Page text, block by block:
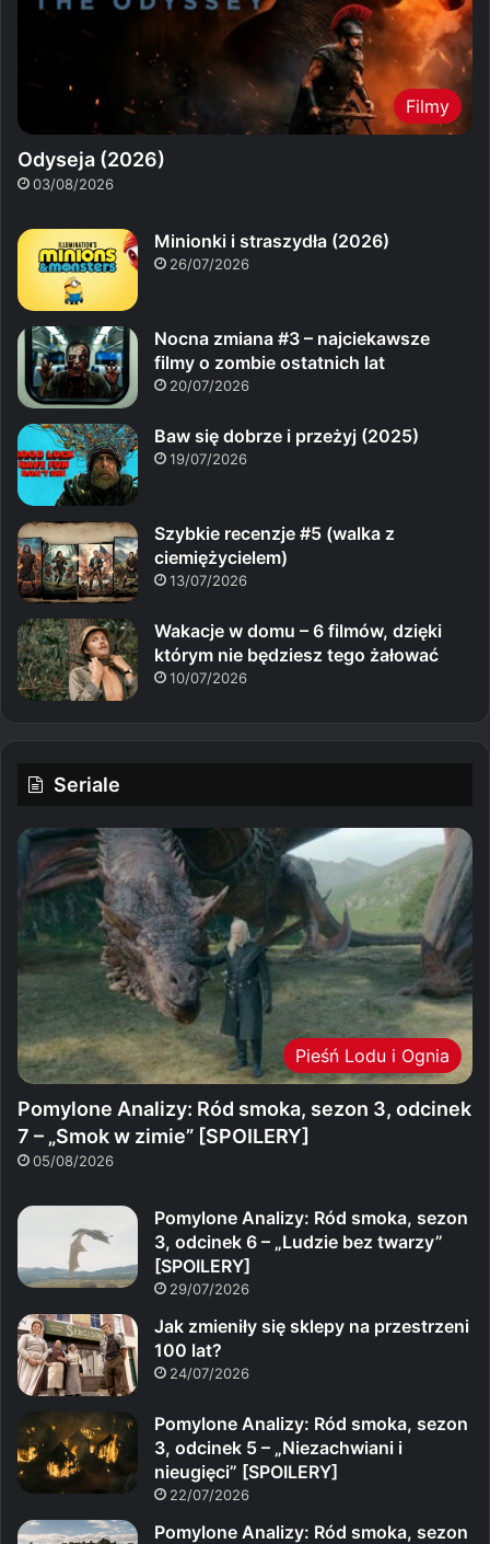
Filmy
Odyseja (2026)
03/08/2026
Minionki i straszydła (2026)
26/07/2026
Nocna zmiana #3 – najciekawsze
filmy o zombie ostatnich lat
20/07/2026
Baw się dobrze i przeżyj (2025)
19/07/2026
Szybkie recenzje #5 (walka z
ciemiężycielem)
13/07/2026
Wakacje w domu – 6 filmów, dzięki
którym nie będziesz tego żałować
10/07/2026
Seriale
Pieśń Lodu i Ognia
Pomylone Analizy: Ród smoka, sezon 3, odcinek
7 – „Smok w zimie” [SPOILERY]
05/08/2026
Pomylone Analizy: Ród smoka, sezon
3, odcinek 6 – „Ludzie bez twarzy”
[SPOILERY]
29/07/2026
Jak zmieniły się sklepy na przestrzeni
100 lat?
24/07/2026
Pomylone Analizy: Ród smoka, sezon
3, odcinek 5 – „Niezachwiani i
nieugięci” [SPOILERY]
22/07/2026
Pomylone Analizy: Ród smoka, sezon